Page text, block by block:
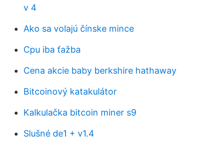
v 4
Ako sa volajú čínske mince
Cpu iba ťažba
Cena akcie baby berkshire hathaway
Bitcoinový katakulátor
Kalkulačka bitcoin miner s9
Slušné de1 + v1.4